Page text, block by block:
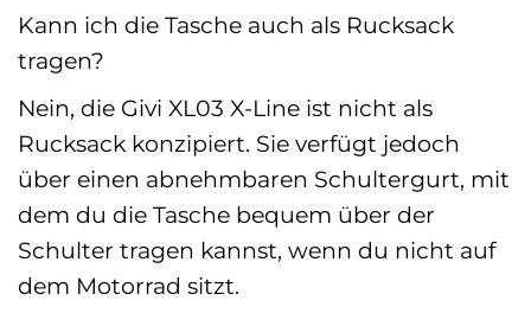
Kann ich die Tasche auch als Rucksack
tragen?
Nein, die Givi XL03 X-Line ist nicht als
Rucksack konzipiert. Sie verfügt jedoch
über einen abnehmbaren Schultergurt, mit
dem du die Tasche bequem über der
Schulter tragen kannst, wenn du nicht auf
dem Motorrad sitzt.